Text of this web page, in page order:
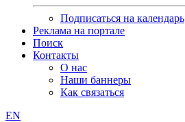
Подписаться на календарь
Реклама на портале
Поиск
Контакты
О нас
Наши баннеры
Как связаться
EN